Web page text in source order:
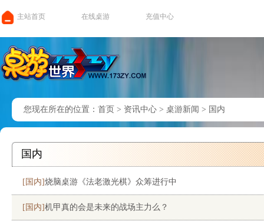
主站首页 在线桌游 充值中心
您现在所在的位置： 首页 > 资讯中心 > 桌游新闻 > 国内
国内
[国内]烧脑桌游《法老激光棋》众筹进行中
[国内]机甲真的会是未来的战场主力么？